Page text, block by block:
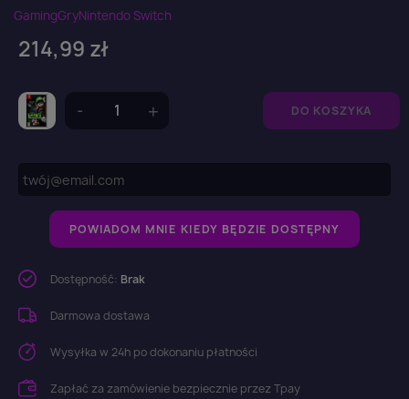
GamingGryNintendo Switch
214,99 zł
DO KOSZYKA
POWIADOM MNIE KIEDY BĘDZIE DOSTĘPNY
Dostępność: Brak
Darmowa dostawa
Wysyłka w 24h po dokonaniu płatności
Zapłać za zamówienie bezpiecznie przez Tpay